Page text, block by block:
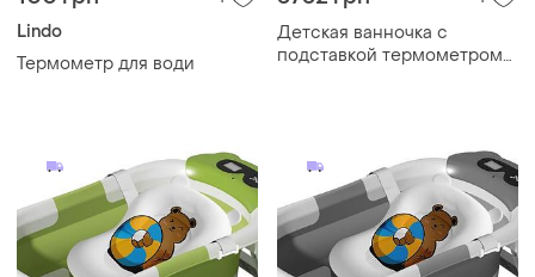
Lindo
Термометр для води
Детская ванночка с
подставкой термометром